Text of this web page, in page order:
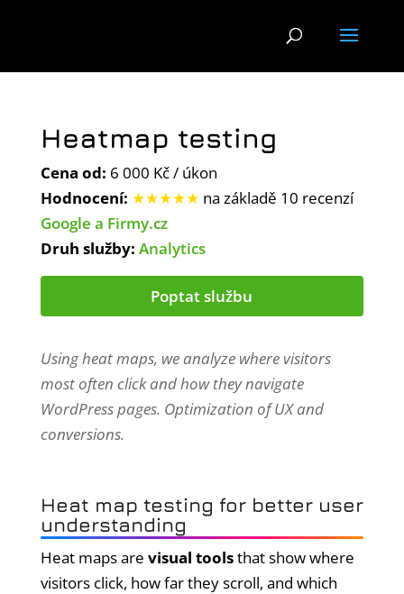
Heatmap testing
Cena od: 6 000 Kč / úkon
Hodnocení: ★★★★★ na základě 10 recenzí
Google a Firmy.cz
Druh služby: Analytics
Poptat službu
Using heat maps, we analyze where visitors
most often click and how they navigate
WordPress pages. Optimization of UX and
conversions.
Heat map testing for better user
understanding
Heat maps are visual toolsthat show where
visitors click, how far they scroll, and which